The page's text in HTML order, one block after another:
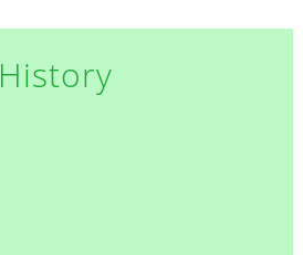
History